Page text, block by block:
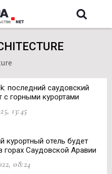
последний саудовский
с горными курортами
13:45
курортный отель будет
горах Саудовской Аравии
08:24